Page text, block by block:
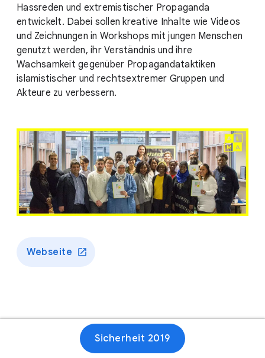
Hassreden und extremistischer Propaganda
entwickelt. Dabei sollen kreative Inhalte wie Videos
und Zeichnungen in Workshops mit jungen Menschen
genutzt werden, ihr Verständnis und ihre
Wachsamkeit gegenüber Propagandataktiken
islamistischer und rechtsextremer Gruppen und
Akteure zu verbessern.
Webseite
Sicherheit 2019